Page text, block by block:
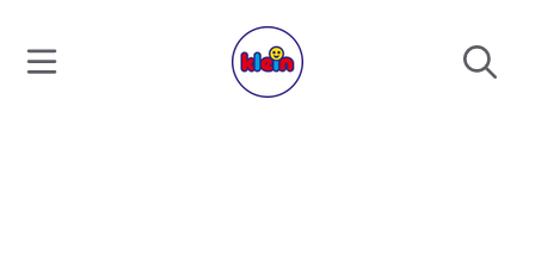
DIREKT ZUM INHALT